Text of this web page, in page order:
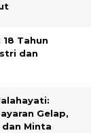
Tahun
dan
Gelap,
Minta